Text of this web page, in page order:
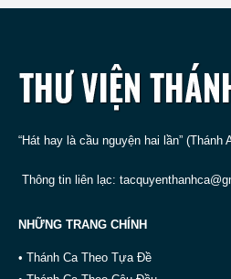
“Hát hay là cầu nguyện hai lần” (Thánh
Thông tin liên lạc:
NHỮNG TRANG CHÍNH
• Thánh Ca Theo Tựa Đề